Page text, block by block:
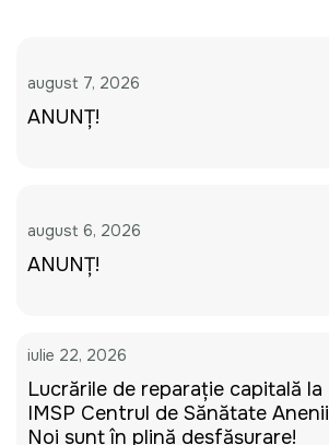
august 7, 2026
ANUNȚ!
august 6, 2026
ANUNȚ!
iulie 22, 2026
Lucrările de reparație capitală la
IMSP Centrul de Sănătate Anenii
Noi sunt în plină desfășurare!